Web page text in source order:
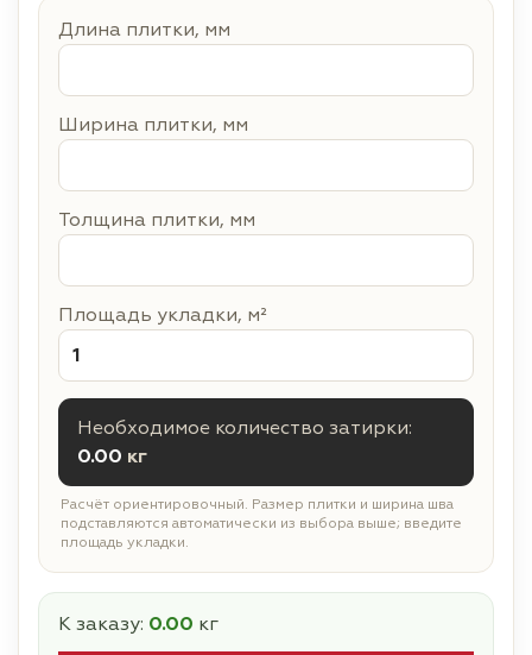
Длина плитки, мм
Ширина плитки, мм
Толщина плитки, мм
Площадь укладки, м²
Необходимое количество затирки:
0.00 кг
Расчёт ориентировочный. Размер плитки и ширина шва
подставляются автоматически из выбора выше; введите
площадь укладки.
К заказу: 0.00 кг